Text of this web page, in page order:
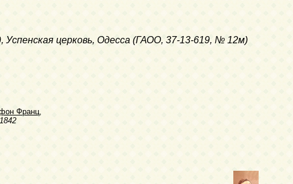
Успенская церковь, Одесса (ГАОО, 37-13-619, № 12м)
Франц